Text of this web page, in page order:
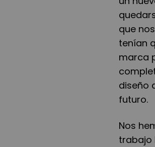
que
tenían
marca
diseño
futuro.
Nos
trabajo